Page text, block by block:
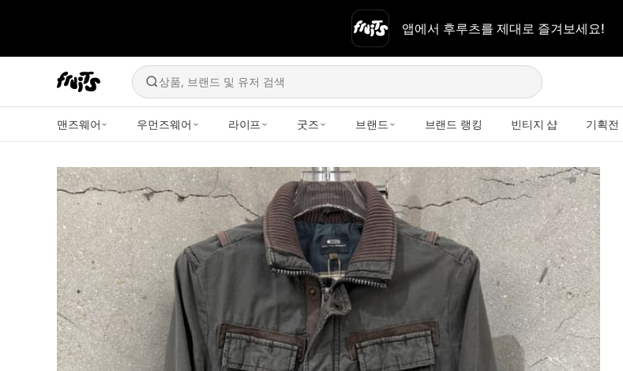
앱에서 후루츠를 제대로 즐겨보세요!
상품, 브랜드 및 유저 검색
맨즈웨어 우먼즈웨어 라이프 굿즈 브랜드 브랜드 랭킹 빈티지 샵 기획전